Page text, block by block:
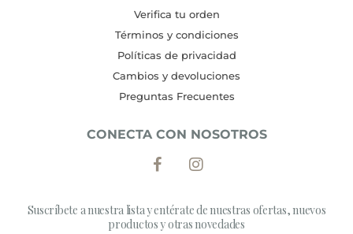
Verifica tu orden
Términos y condiciones
Políticas de privacidad
Cambios y devoluciones
Preguntas Frecuentes
CONECTA CON NOSOTROS
Suscríbete a nuestra lista y entérate de nuestras ofertas, nuevos
productos y otras novedades